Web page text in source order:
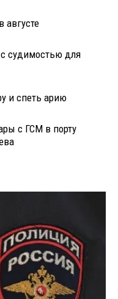
августе
судимостью для
и спеть арию
с ГСМ в порту